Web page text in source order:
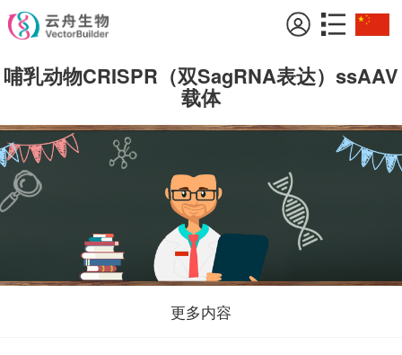
哺乳动物CRISPR（双SagRNA表达）ssAAV
载体
更多内容